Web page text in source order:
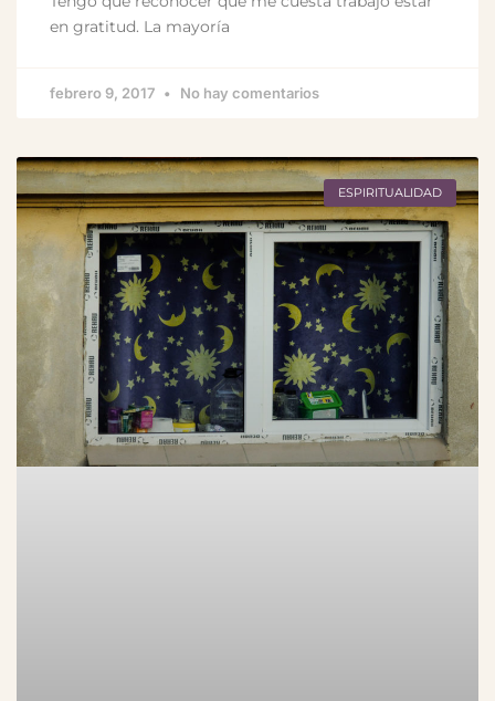
en gratitud. La mayoría
febrero 9, 2017 No hay comentarios
ESPIRITUALIDAD